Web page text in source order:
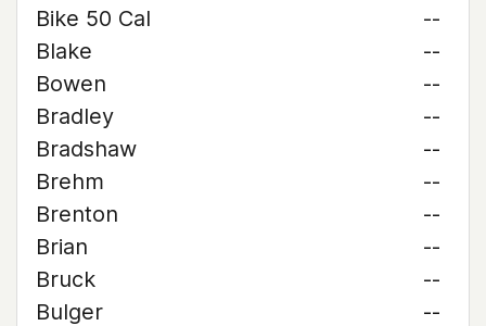
Bike 50 Cal
--
Blake
--
Bowen
--
Bradley
--
Bradshaw
--
Brehm
--
Brenton
--
Brian
--
Bruck
--
Bulger
--